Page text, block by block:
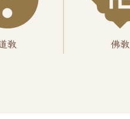
教 佛教